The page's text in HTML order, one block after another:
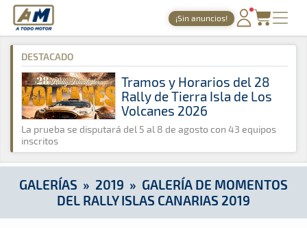
A Todo Motor · Revista del motor desde 1999
¡Sin anuncios!
PORTADA
TIEMPOS ONLINE
NOTICIAS
AGENDA
GALERÍAS
TIENDA
ARCHIVO
A Todo Motor » Galerías » 2019 » Galería de Momentos del
DESTACADO
Tramos y Horarios del 28
Rally de Tierra Isla de Los
Volcanes 2026
La prueba se disputará del 5 al 8 de agosto con 43 equipos
inscritos
GALERÍAS » 2019 » GALERÍA DE MOMENTOS
DEL RALLY ISLAS CANARIAS 2019